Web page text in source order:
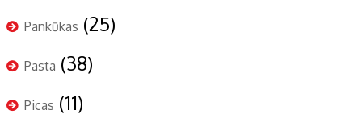
Pankūkas (25)
Pasta (38)
Picas (11)